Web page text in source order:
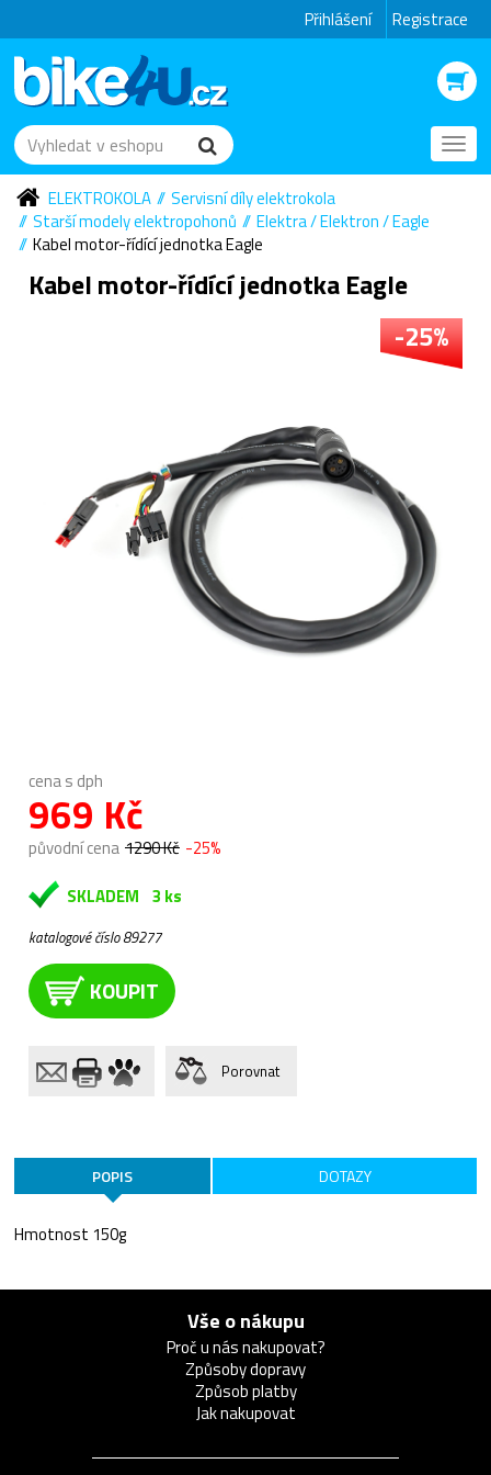
Přihlášení Registrace
ELEKTROKOLA
Servisní díly elektrokola
Starší modely elektropohonů
Elektra / Elektron / Eagle
Kabel motor-řídící jednotka Eagle
Kabel motor-řídící jednotka Eagle
-25%
cena s dph
969 Kč
původní cena 1290 Kč -25%
SKLADEM 3 ks
katalogové číslo 89277
KOUPIT
Porovnat
POPIS DOTAZY
Hmotnost 150g
Vše o nákupu
Proč u nás nakupovat?
Způsoby dopravy
Způsob platby
Jak nakupovat